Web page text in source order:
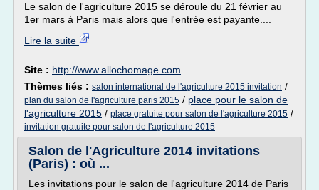
Le salon de l'agriculture 2015 se déroule du 21 février au
1er mars à Paris mais alors que l'entrée est payante....
Lire la suite
Site : http://www.allochomage.com
Thèmes liés : salon international de l'agriculture 2015 invitation /
plan du salon de l'agriculture paris 2015 / place pour le salon de
l'agriculture 2015 / place gratuite pour salon de l'agriculture 2015 /
invitation gratuite pour salon de l'agriculture 2015
Salon de l'Agriculture 2014 invitations
(Paris) : où ...
Les invitations pour le salon de l'agriculture 2014 de Paris